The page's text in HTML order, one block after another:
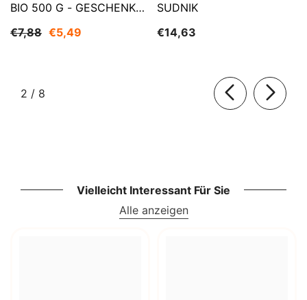
BIO 500 G - GESCHENKE
€7,88 €5,49
SUDNIK
€14,63
2 / von
8
Vielleicht Interessant Für Sie
Alle anzeigen